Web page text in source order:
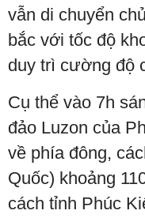
vẫn di chuyển
bắc với tốc độ
duy trì cường độ
Cụ thể vào 7h
đảo Luzon của
về phía đông,
Quốc) khoảng
cách tỉnh Phúc